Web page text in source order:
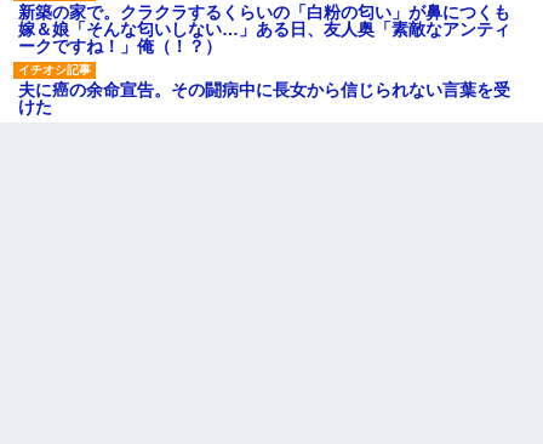
新築の家で。クラクラするくらいの「白粉の匂い」が鼻につくも
嫁＆娘「そんな匂いしない…」ある日、友人奥「素敵なアンティ
ークですね！」俺（！？）
夫に癌の余命宣告。その闘病中に長女から信じられない言葉を受
けた